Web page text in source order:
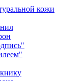
кожи